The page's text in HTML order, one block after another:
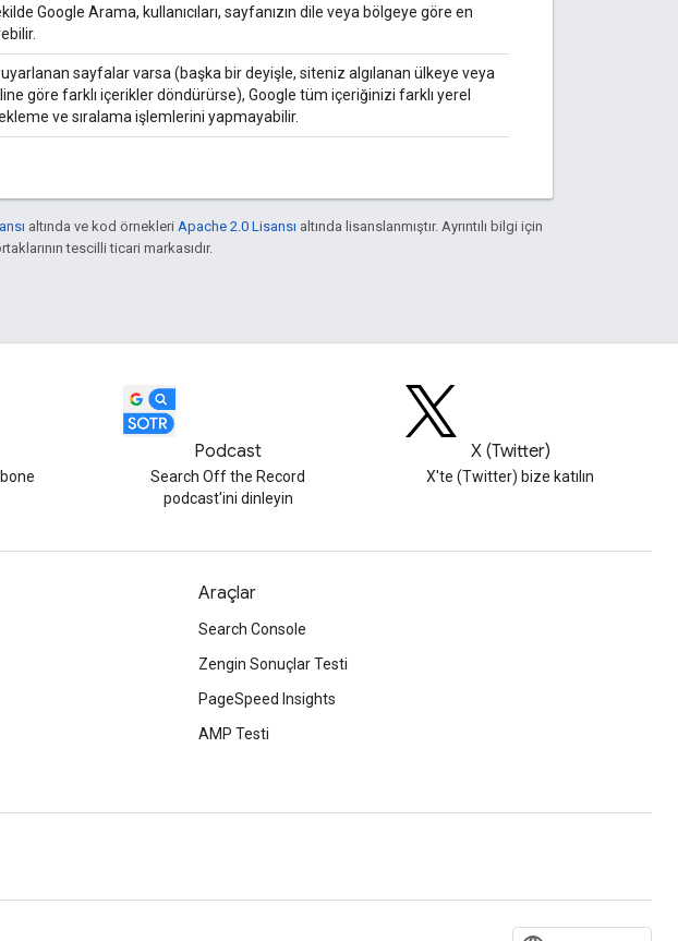
Google Arama, kullanıcıları, sayfanızın dile veya bölgeye göre en
sayfalar varsa (başka bir deyişle, siteniz algılanan ülkeye veya
göre farklı içerikler döndürürse), Google tüm içeriğinizi farklı yerel
ve sıralama işlemlerini yapmayabilir.
altında ve kod örnekleri Apache 2.0 Lisansı altında lisanslanmıştır. Ayrıntılı bilgi için
tescilli ticari markasıdır.
Podcast
Search Off the Record
podcast'ini dinleyin
X (Twitter)
X'te (Twitter) bize katılın
Araçlar
Search Console
Zengin Sonuçlar Testi
PageSpeed Insights
AMP Testi